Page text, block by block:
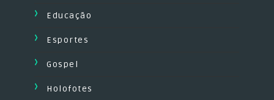
Educação
Esportes
Gospel
Holofotes